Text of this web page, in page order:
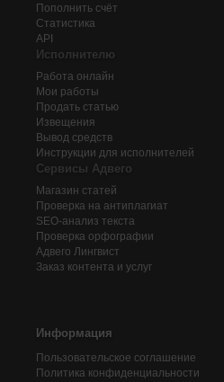
Пополнить счёт
Статистика
API
Исполнителю
Работа онлайн
Мои работы
Продать статью
Извещения
Вывод средств
Инструкции для исполнителей
Сервисы Адвего
Магазин статей
Проверка на антиплагиат
SEO-анализ текста
Проверка орфографии
Адвего Лингвист
Заказ контента и услуг
Информация
Пользовательское соглашение
Политика конфиденциальности